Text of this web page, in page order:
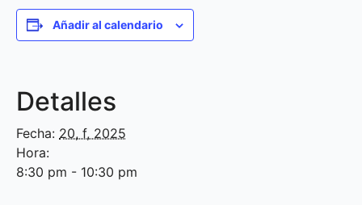
Añadir al calendario
Detalles
Fecha: 20, f, 2025
Hora:
8:30 pm - 10:30 pm